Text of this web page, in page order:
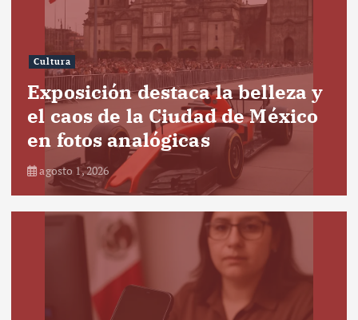
Cultura
Exposición destaca la belleza y
el caos de la Ciudad de México
en fotos analógicas
agosto 1, 2026